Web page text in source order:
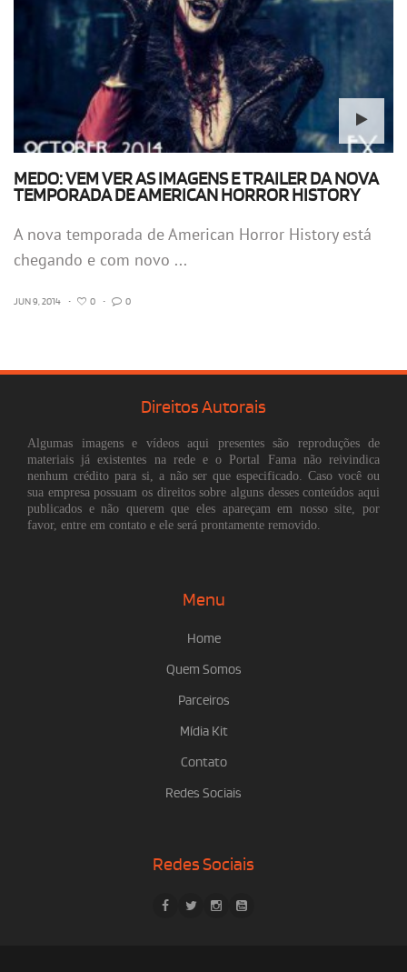
MEDO: VEM VER AS IMAGENS E TRAILER DA NOVA
TEMPORADA DE AMERICAN HORROR HISTORY
A nova temporada de American Horror History está
chegando e com novo ...
JUN 9, 2014 • 0 • 0
Direitos Autorais
Algumas imagens e vídeos aqui presentes são reproduções de
materiais já existentes na rede e o Portal Fama não reivindica
nenhum crédito para si, a não ser que especificado. Caso você ou
sua empresa possuam os direitos sobre alguns desses conteúdos aqui
publicados e não querem que eles apareçam em nosso site, por
favor, entre em contato e ele será prontamente removido.
Menu
Home
Quem Somos
Parceiros
Mídia Kit
Contato
Redes Sociais
Redes Sociais